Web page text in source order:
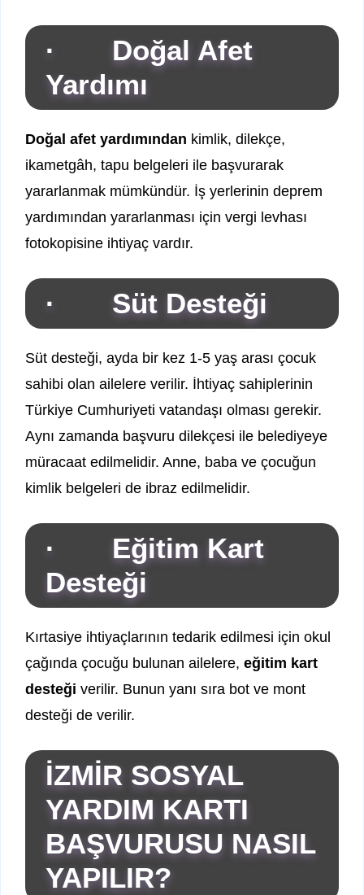
· Doğal Afet
Yardımı
Doğal afet yardımından kimlik, dilekçe,
ikametgâh, tapu belgeleri ile başvurarak
yararlanmak mümkündür. İş yerlerinin deprem
yardımından yararlanması için vergi levhası
fotokopisine ihtiyaç vardır.
· Süt Desteği
Süt desteği, ayda bir kez 1-5 yaş arası çocuk
sahibi olan ailelere verilir. İhtiyaç sahiplerinin
Türkiye Cumhuriyeti vatandaşı olması gerekir.
Aynı zamanda başvuru dilekçesi ile belediyeye
müracaat edilmelidir. Anne, baba ve çocuğun
kimlik belgeleri de ibraz edilmelidir.
· Eğitim Kart
Desteği
Kırtasiye ihtiyaçlarının tedarik edilmesi için okul
çağında çocuğu bulunan ailelere, eğitim kart
desteği verilir. Bunun yanı sıra bot ve mont
desteği de verilir.
İZMİR SOSYAL
YARDIM KARTI
BAŞVURUSU NASIL
YAPILIR?